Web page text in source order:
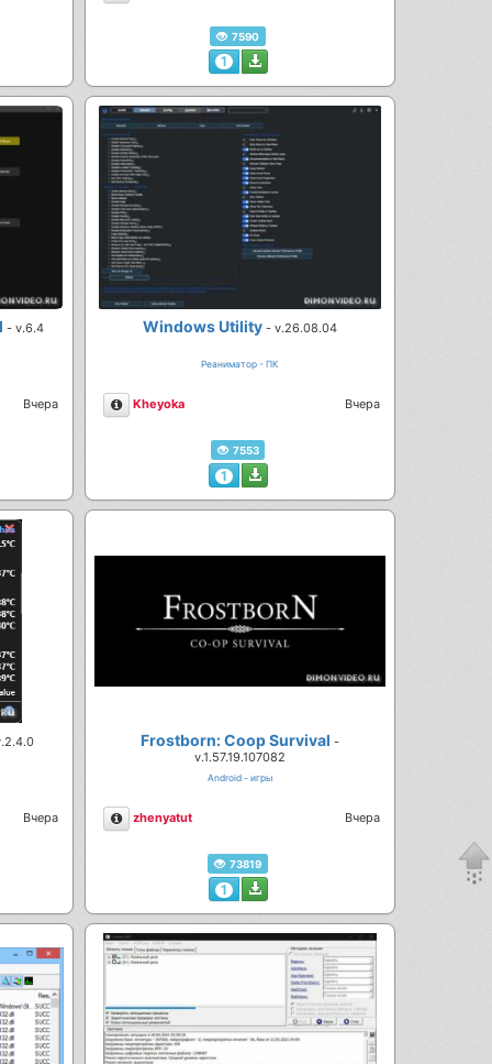
7590
1
- v.6.4
Вчера
Windows Utility - v.26.08.04
Реаниматор - ПК
Описание
Kheyoka Вчера
7553
1
Вчера
Frostborn: Coop Survival -
v.1.57.19.107082
Android - игры
Описание
zhenyatut Вчера
73819
1